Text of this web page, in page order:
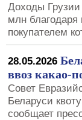
Доходы Грузии
млн
покупателем
28.05.2026
ввоз какао-
Совет
Беларуси
сообщает